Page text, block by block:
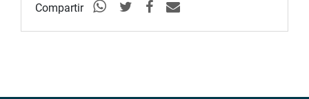
Compartir